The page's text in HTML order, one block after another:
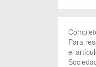
Para
el